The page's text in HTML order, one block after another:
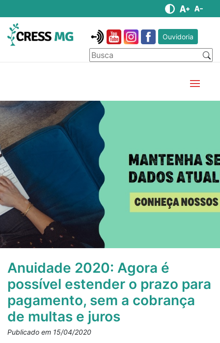
Ouvidoria
Anuidade 2020: Agora é
possível estender o prazo para
pagamento, sem a cobrança
de multas e juros
Publicado em 15/04/2020